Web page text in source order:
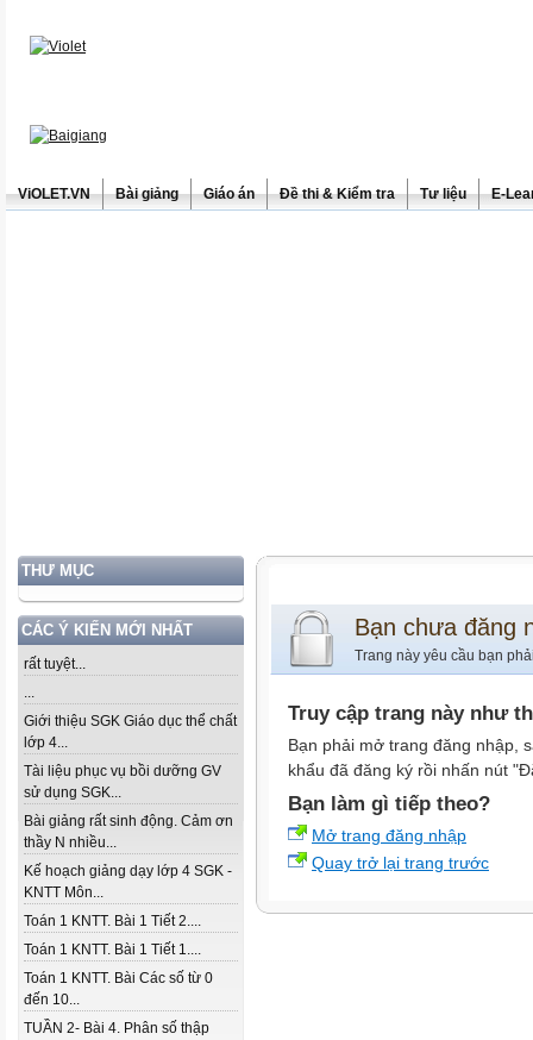
ViOLET.VN Bài giảng Giáo án Đề thi & Kiểm tra Tư liệu E-
THƯ MỤC
CÁC Ý KIẾN MỚI NHẤT
rất tuyệt...
...
Giới thiệu SGK Giáo dục thể chất
lớp 4...
Tài liệu phục vụ bồi dưỡng GV
sử dụng SGK...
Bài giảng rất sinh động. Cảm ơn
thầy N nhiều...
Kế hoạch giảng dạy lớp 4 SGK -
KNTT Môn...
Toán 1 KNTT. Bài 1 Tiết 2....
Toán 1 KNTT. Bài 1 Tiết 1....
Toán 1 KNTT. Bài Các số từ 0
đến 10...
TUẦN 2- Bài 4. Phân số thập
Bạn chưa đăng
Trang này yêu cầu bạn
Truy cập trang này như
Bạn phải mở trang đăng nhập,
khẩu đã đăng ký rồi nhấn nút
Bạn làm gì tiếp theo?
Mở trang đăng nhập
Quay trở lại trang trước